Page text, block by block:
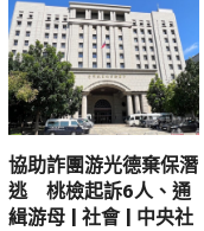
協助詐團游光德棄保潛
逃 桃檢起訴6人、通
緝游母 | 社會 | 中央社